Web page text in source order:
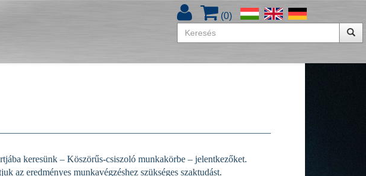
(0)
keresünk – Köszörűs-csiszoló munkakörbe – jelentkezőket.
az eredményes munkavégzéshez szükséges szaktudást.